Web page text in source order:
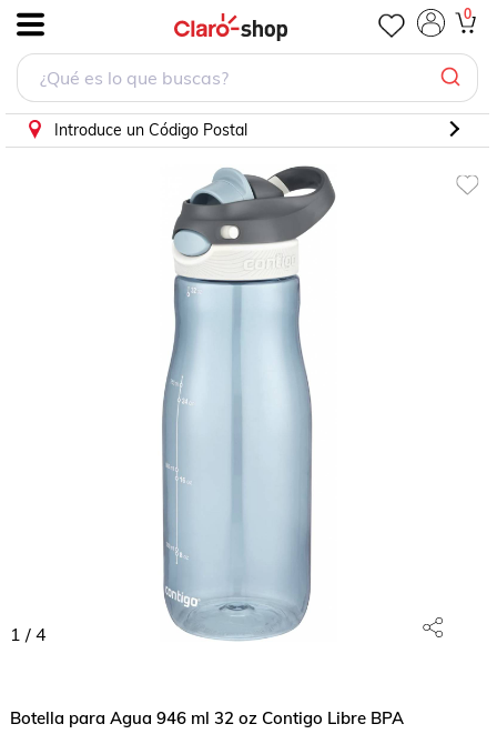
0
Introduce un Código Postal
1 / 4
Botella para Agua 946 ml 32 oz Contigo Libre BPA